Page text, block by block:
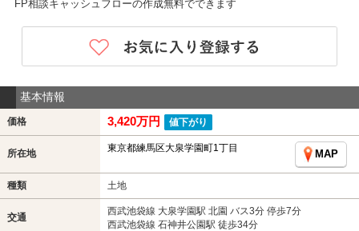
FP相談キャッシュフローの作成無料でできます
基本情報
価格 3,420万円 値下がり
所在地 東京都練馬区大泉学園町1丁目
MAP
種類 土地
交通
西武池袋線 大泉学園駅 北園 バス3分 停歩7分
西武池袋線 石神井公園駅 徒歩34分